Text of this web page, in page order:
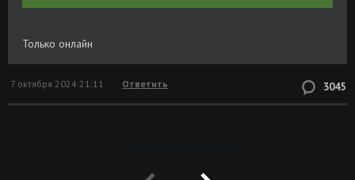
Только онлайн
3045
7 октября 2024 21:11 Ответить